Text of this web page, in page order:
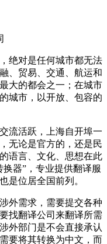
绝对是任何城市都无法
、贸易、交通、航运和
大的都会之一；在城市
城市，以开放、包容的
流活跃，上海自开埠一
无论是官方的，还是民
语言、文化、思想在此
器”，专业提供翻译服
是位居全国前列。
外需求，需要提交各种
找翻译公司来翻译所需
外部门是不会直接承认
要将其转换为中文，而